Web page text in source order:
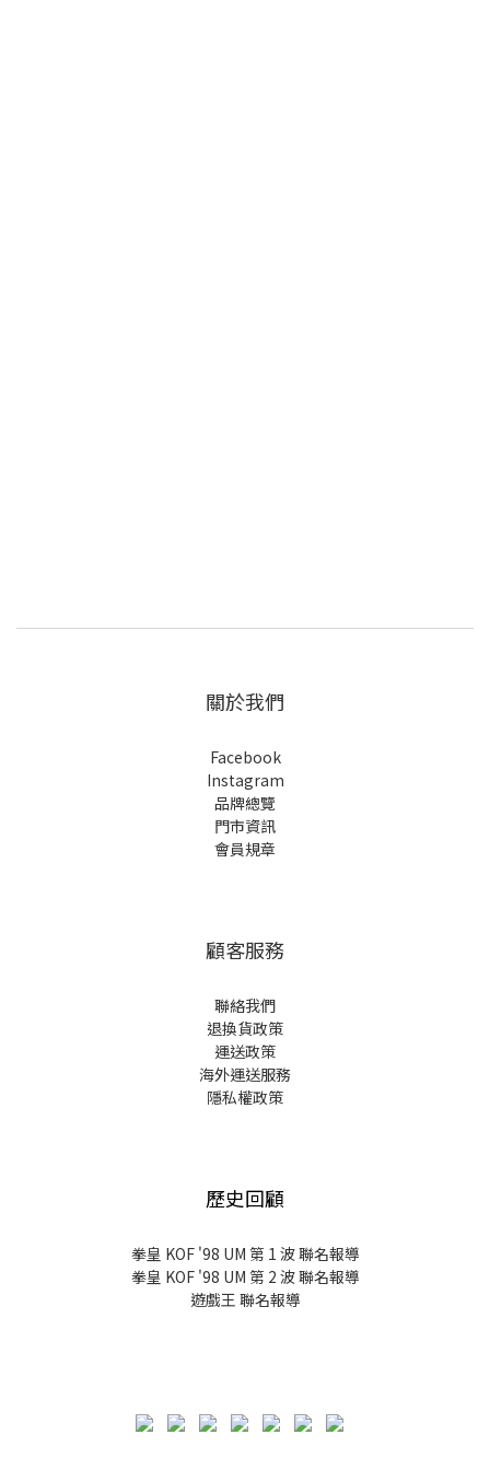
關於我們
Facebook
Instagram
品牌總覽
門市資訊
會員規章
顧客服務
聯絡我們
退換貨政策
運送政策
海外運送服務
隱私權政策
歷史回顧
拳皇 KOF '98 UM 第 1 波 聯名報導
拳皇 KOF '98 UM 第 2 波 聯名報導
遊戲王 聯名報導